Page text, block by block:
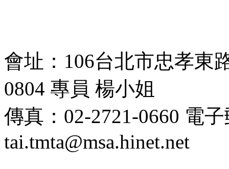
會址：106台北市忠孝東
0804 專員 楊小姐
傳真：02-2721-0660 電
tai.tmta@msa.hinet.net